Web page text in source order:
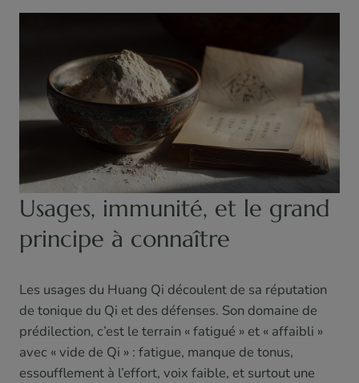
Usages, immunité, et le grand
principe à connaître
Les usages du Huang Qi découlent de sa réputation
de tonique du Qi et des défenses. Son domaine de
prédilection, c’est le terrain « fatigué » et « affaibli »
avec « vide de Qi » : fatigue, manque de tonus,
essoufflement à l’effort, voix faible, et surtout une